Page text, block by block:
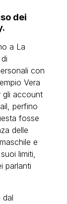
dei
a La
con
Vera
gli account
perfino
fosse
delle
e
limiti,
parlanti
dal